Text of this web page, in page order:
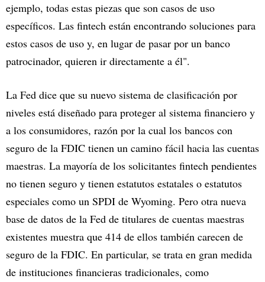
ejemplo, todas estas piezas que son casos de uso
específicos. Las fintech están encontrando soluciones para
estos casos de uso y, en lugar de pasar por un banco
patrocinador, quieren ir directamente a él".
La Fed dice que su nuevo sistema de clasificación por
niveles está diseñado para proteger al sistema financiero y
a los consumidores, razón por la cual los bancos con
seguro de la FDIC tienen un camino fácil hacia las cuentas
maestras. La mayoría de los solicitantes fintech pendientes
no tienen seguro y tienen estatutos estatales o estatutos
especiales como un SPDI de Wyoming. Pero otra nueva
base de datos de la Fed de titulares de cuentas maestras
existentes muestra que 414 de ellos también carecen de
seguro de la FDIC. En particular, se trata en gran medida
de instituciones financieras tradicionales, como